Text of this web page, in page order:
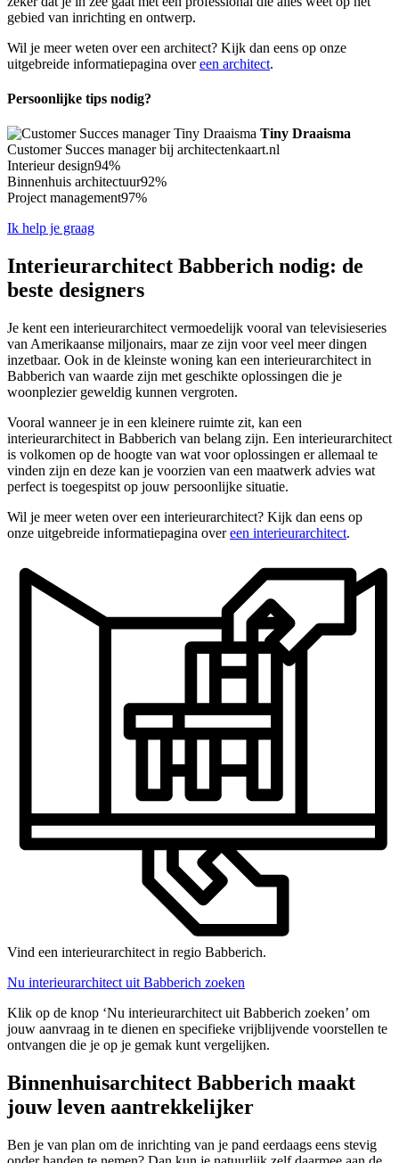
gebied van inrichting en ontwerp.
Wil je meer weten over een architect? Kijk dan eens op onze
uitgebreide informatiepagina overeen architect.
Persoonlijke tips nodig?
Tiny Draaisma
Customer Succes manager bij architectenkaart.nl
Interieur design94%
Binnenhuis architectuur92%
Project management97%
Ik help je graag
Interieurarchitect Babberich nodig: de
beste designers
Je kent een interieurarchitect vermoedelijk vooral van televisieseries
van Amerikaanse miljonairs, maar ze zijn voor veel meer dingen
inzetbaar. Ook in de kleinste woning kan een interieurarchitect in
Babberich van waarde zijn met geschikte oplossingen die je
woonplezier geweldig kunnen vergroten.
Vooral wanneer je in een kleinere ruimte zit, kan een
interieurarchitect in Babberich van belang zijn. Een interieurarchitect
is volkomen op de hoogte van wat voor oplossingen er allemaal te
vinden zijn en deze kan je voorzien van een maatwerk advies wat
perfect is toegespitst op jouw persoonlijke situatie.
Wil je meer weten over een interieurarchitect? Kijk dan eens op
onze uitgebreide informatiepagina overeen interieurarchitect.
Vind een interieurarchitect in regio Babberich.
Nu interieurarchitect uit Babberich zoeken
Klik op de knop ‘Nu interieurarchitect uit Babberich zoeken’ om
jouw aanvraag in te dienen en specifieke vrijblijvende voorstellen te
ontvangen die je op je gemak kunt vergelijken.
Binnenhuisarchitect Babberich maakt
jouw leven aantrekkelijker
Ben je van plan om de inrichting van je pand eerdaags eens stevig